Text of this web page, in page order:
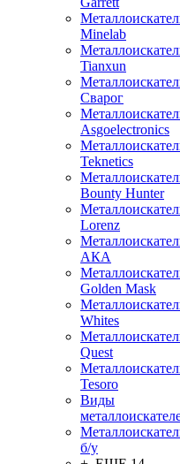
Minelab
Tianxun
Сварог
Asgoelectronics
Teknetics
Bounty Hunter
Lorenz
АКА
Golden Mask
Whites
Quest
Tesoro
Виды
б/у